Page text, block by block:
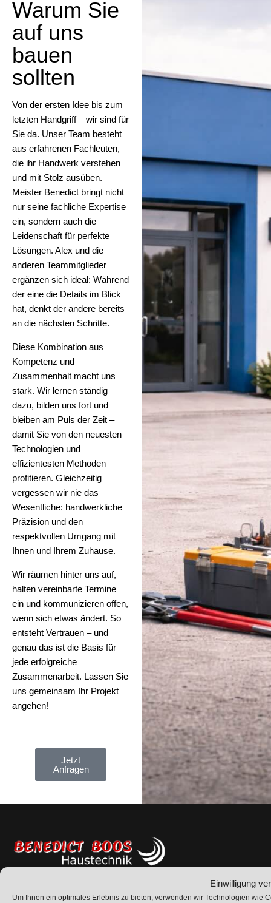
Einwilligung
Um Ihnen ein optimales Erlebnis zu bieten, verwenden wir Technologien wie
Warum Sie
auf uns
bauen
sollten
Von der ersten Idee bis zum
letzten Handgriff – wir sind für
Sie da. Unser Team besteht
aus erfahrenen Fachleuten,
die ihr Handwerk verstehen
und mit Stolz ausüben.
Meister Benedict bringt nicht
nur seine fachliche Expertise
ein, sondern auch die
Leidenschaft für perfekte
Lösungen. Alex und die
anderen Teammitglieder
ergänzen sich ideal: Während
der eine die Details im Blick
hat, denkt der andere bereits
an die nächsten Schritte.
Diese Kombination aus
Kompetenz und
Zusammenhalt macht uns
stark. Wir lernen ständig
dazu, bilden uns fort und
bleiben am Puls der Zeit –
damit Sie von den neuesten
Technologien und
effizientesten Methoden
profitieren. Gleichzeitig
vergessen wir nie das
Wesentliche: handwerkliche
Präzision und den
respektvollen Umgang mit
Ihnen und Ihrem Zuhause.
Wir räumen hinter uns auf,
halten vereinbarte Termine
ein und kommunizieren offen,
wenn sich etwas ändert. So
entsteht Vertrauen – und
genau das ist die Basis für
jede erfolgreiche
Zusammenarbeit. Lassen Sie
uns gemeinsam Ihr Projekt
angehen!
Jetzt
Anfragen
Rechtliches